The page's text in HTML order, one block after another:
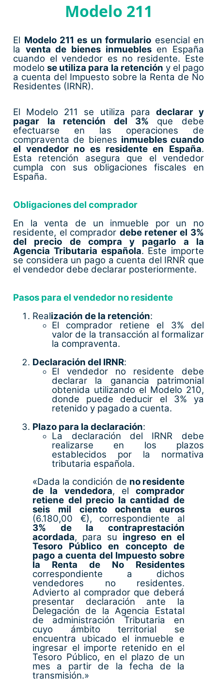
Modelo 211
El Modelo 211 es un formulario esencial en
la venta de bienes inmueblesen España
cuando el vendedor es no residente. Este
modelose utiliza para la retención y el pago
a cuenta del Impuesto sobre la Renta de No
Residentes (IRNR).
El Modelo 211 se utiliza para declarar y
pagar la retención del 3% que debe
efectuarse en las operaciones de
compraventa de bienes inmuebles cuando
el vendedor no es residente en España.
Esta retención asegura que el vendedor
cumpla con sus obligaciones fiscales en
España.
Obligaciones del comprador
En la venta de un inmueble por un no
residente, el comprador debe retener el 3%
del precio de compra y pagarlo a la
Agencia Tributaria española. Este importe
se considera un pago a cuenta del IRNR que
el vendedor debe declarar posteriormente.
Pasos para el vendedor no residente
Realización de la retención:
El comprador retiene el 3% del
valor de la transacción al formalizar
la compraventa.
Declaración del IRNR:
El vendedor no residente debe
declarar la ganancia patrimonial
obtenida utilizando el Modelo 210,
donde puede deducir el 3% ya
retenido y pagado a cuenta.
Plazo para la declaración:
La declaración del IRNR debe
realizarse en los plazos
establecidos por la normativa
tributaria española.
«Dada la condición de no residente
de la vendedora, el comprador
retiene del precio la cantidad de
seis mil ciento ochenta euros
(6.180,00 €), correspondiente al
3% de la contraprestación
acordada, para su ingreso en el
Tesoro Público en concepto de
pago a cuenta del Impuesto sobre
la Renta de No Residentes
correspondiente a dichos
vendedores no residentes.
Advierto al comprador que deberá
presentar declaración ante la
Delegación de la Agencia Estatal
de administración Tributaria en
cuyo ámbito territorial se
encuentra ubicado el inmueble e
ingresar el importe retenido en el
Tesoro Público, en el plazo de un
mes a partir de la fecha de la
transmisión.»